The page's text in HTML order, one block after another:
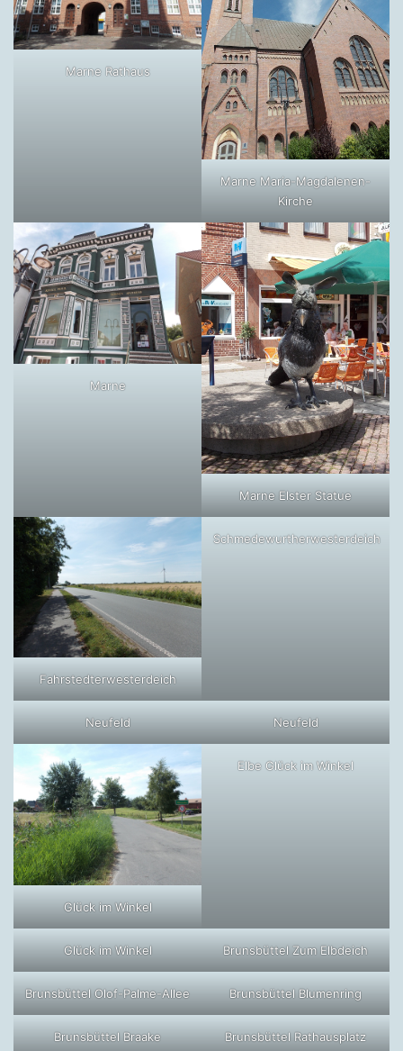
Marne Rathaus
Marne Maria-Magdalenen-
Kirche
Marne
Marne Elster Statue
Fahrstedterwesterdeich
Schmedewurtherwesterdeich
Neufeld Neufeld
Glück im Winkel
Elbe Glück im Winkel
Glück im Winkel Brunsbüttel Zum Elbdeich
Brunsbüttel Olof-Palme-Allee Brunsbüttel Blumenring
Brunsbüttel Braake Brunsbüttel Rathausplatz